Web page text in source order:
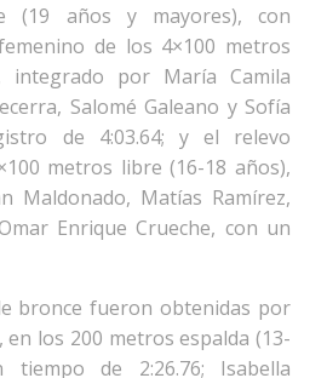
(19 años y mayores), con
de los 4×100 metros
integrado por María Camila
Salomé Galeano y Sofía
de 4:03.64; y el relevo
metros libre (16-18 años),
Maldonado, Matías Ramírez,
Enrique Crueche, con un
bronce fueron obtenidas por
los 200 metros espalda (13-
de 2:26.76; Isabella